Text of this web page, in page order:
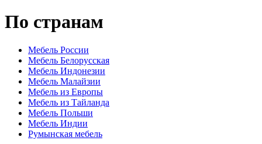
По странам
Мебель России
Мебель Белорусская
Мебель Индонезии
Мебель Малайзии
Мебель из Европы
Мебель из Тайланда
Мебель Польши
Мебель Индии
Румынская мебель